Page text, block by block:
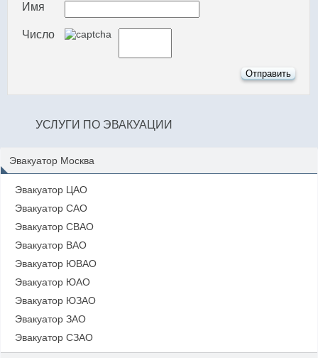
Имя
Число
УСЛУГИ ПО ЭВАКУАЦИИ
Эвакуатор Москва
Эвакуатор ЦАО
Эвакуатор САО
Эвакуатор СВАО
Эвакуатор ВАО
Эвакуатор ЮВАО
Эвакуатор ЮАО
Эвакуатор ЮЗАО
Эвакуатор ЗАО
Эвакуатор СЗАО